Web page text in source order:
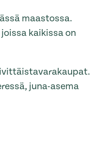
maastossa.
kaikissa on
juna-asema